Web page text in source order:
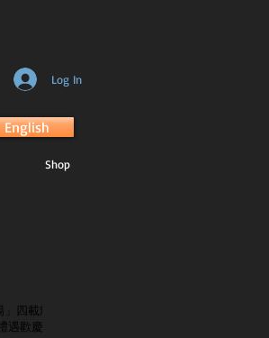
Log In
English
Shop
」四載輝